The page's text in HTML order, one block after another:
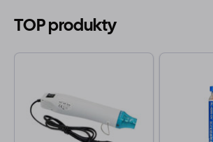
TOP produkty